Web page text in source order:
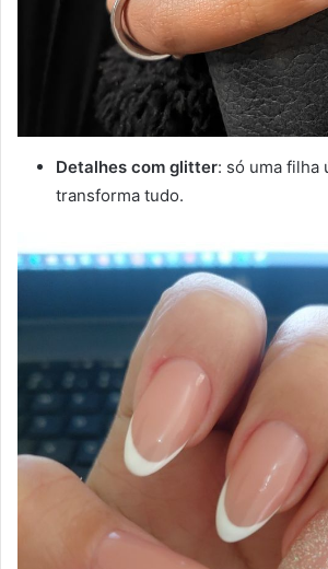
Detalhes com glitter: só uma filha
transforma tudo.